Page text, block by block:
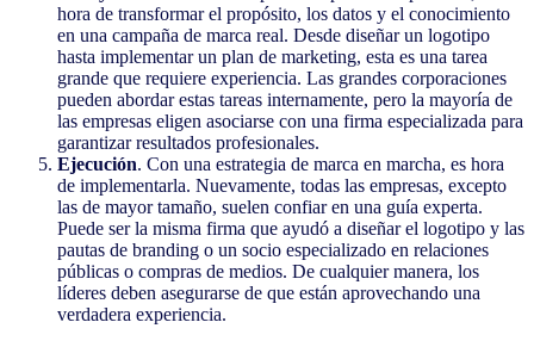
hora de transformar el propósito, los datos y el conocimiento
en una campaña de marca real. Desde diseñar un logotipo
hasta implementar un plan de marketing, esta es una tarea
grande que requiere experiencia. Las grandes corporaciones
pueden abordar estas tareas internamente, pero la mayoría de
las empresas eligen asociarse con una firma especializada para
garantizar resultados profesionales.
Ejecución. Con una estrategia de marca en marcha, es hora
de implementarla. Nuevamente, todas las empresas, excepto
las de mayor tamaño, suelen confiar en una guía experta.
Puede ser la misma firma que ayudó a diseñar el logotipo y las
pautas de branding o un socio especializado en relaciones
públicas o compras de medios. De cualquier manera, los
líderes deben asegurarse de que están aprovechando una
verdadera experiencia.